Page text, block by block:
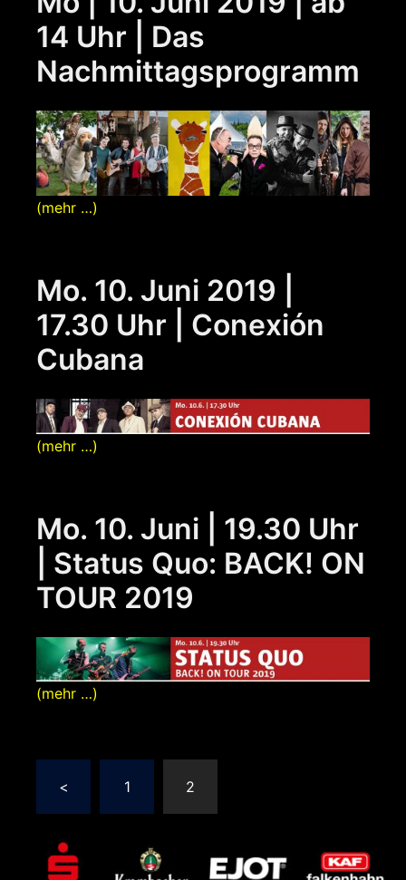
14 Uhr | Das
Nachmittagsprogramm
(mehr …)
Mo. 10. Juni 2019 |
17.30 Uhr | Conexión
Cubana
(mehr …)
Mo. 10. Juni | 19.30 Uhr
| Status Quo: BACK! ON
TOUR 2019
(mehr …)
der
Beiträge
< 1 2